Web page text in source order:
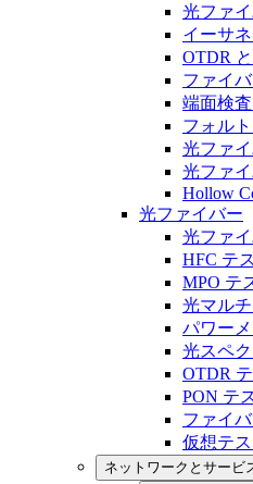
光ファ
イーサ
OTDR
ファイ
端面検
フォル
光ファ
光ファ
Hollow
光ファイバー
光ファ
HFC テ
MPO テ
光マル
パワー
光スペ
OTDR
PON テ
ファイ
仮想テ
ネットワークとサービ